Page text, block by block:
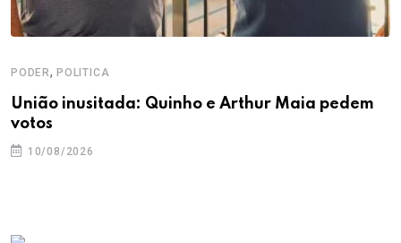
PODER, POLITICA
União inusitada: Quinho e Arthur Maia pedem
votos
10/08/2026